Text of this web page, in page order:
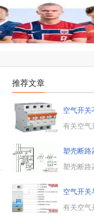
推荐文章
空气开关
开跳
有关空气
的原因有
题，一起
塑壳断路
法
塑壳断路
器，以塑
器的结构
用方法，
空气开关
地
有关空气